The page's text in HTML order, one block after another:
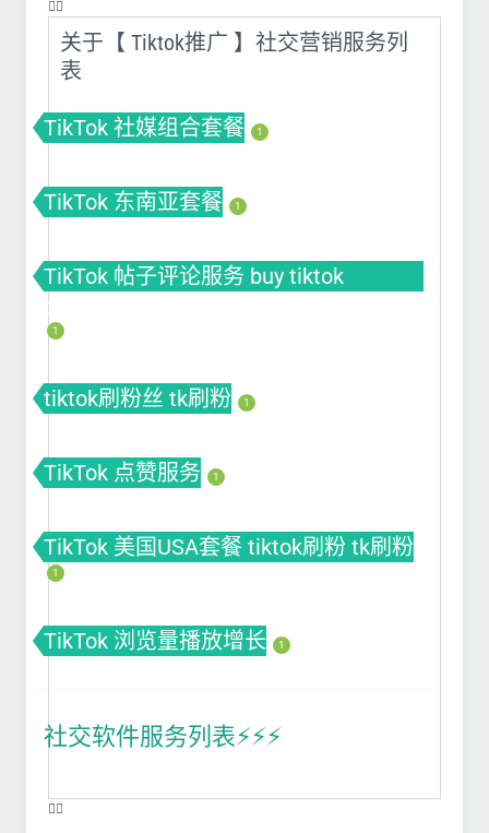
❤️‍🔥
关于【 Tiktok推广 】社交营销服务列
表
TikTok 社媒组合套餐 1
TikTok 东南亚套餐 1
TikTok 帖子评论服务 buy tiktok
comment | tiktok自动刷评论软件
1
tiktok刷粉丝 tk刷粉 1
TikTok 点赞服务 1
TikTok 美国USA套餐 tiktok刷粉 tk刷粉
1
TikTok 浏览量播放增长 1
社交软件服务列表⚡️⚡️⚡️
❤️‍🔥